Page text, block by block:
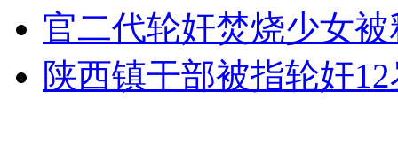
女孩北京地铁殴打老人 痛下狠手拳打脚踢
官二代轮奸焚烧少女
陕西镇干部被指轮奸